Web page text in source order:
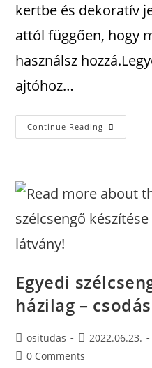
kertbe és dekoratív
attól függően, hogy
használsz
ajtóhoz…
Continue Reading
Egyedi
házilag –
ositudas 2022.06.23.
0 Comments